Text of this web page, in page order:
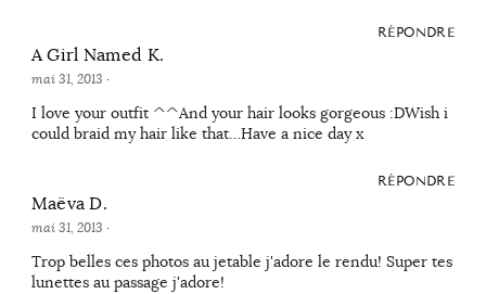
RÉPONDRE
A Girl Named K.
mai 31, 2013 ·
I love your outfit ^^And your hair looks gorgeous :DWish i
could braid my hair like that…Have a nice day x
RÉPONDRE
Maëva D.
mai 31, 2013 ·
Trop belles ces photos au jetable j'adore le rendu! Super tes
lunettes au passage j'adore!